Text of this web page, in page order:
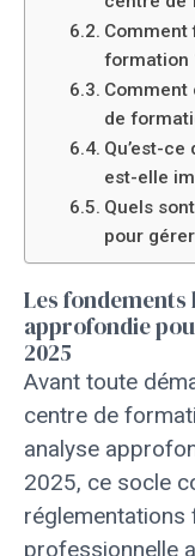
Comment
formation
de
Qu’est-
est-elle
Quels
pour
Les
approfondie
2025
Avant toute
centre de
analyse
2025, ce socle
réglementations
professionnelle